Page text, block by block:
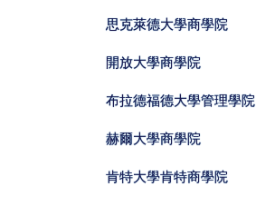
思克萊德大學商學院
開放大學商學院
布拉德福德大學管理學院
赫爾大學商學院
肯特大學肯特商學院